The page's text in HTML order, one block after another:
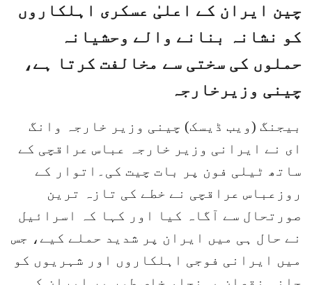
چین ایران کے اعلیٰ عسکری اہلکاروں
کو نشانہ بنانے والے وحشیانہ
حملوں کی سختی سے مخالفت کرتا ہے،
چینی وزیرخارجہ
بیجنگ (ویب ڈیسک) چینی وزیر خارجہ وانگ
ای نے ایرانی وزیر خارجہ عباس عراقچی کے
ساتھ ٹیلی فون پر بات چیت کی۔اتوار کے
روزعباس عراقچی نے خطے کی تازہ ترین
صورتحال سے آگاہ کیا اور کہا کہ اسرائیل
نے حال ہی میں ایران پر شدید حملے کیے، جس
میں ایرانی فوجی اہلکاروں اور شہریوں کو